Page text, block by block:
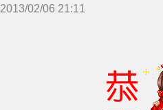
2013/02/06 21:11